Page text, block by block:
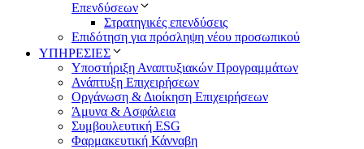
Επενδύσεων
Στρατηγικές επενδύσεις
Επιδότηση για πρόσληψη νέου προσωπικού
ΥΠΗΡΕΣΙΕΣ
Υποστήριξη Αναπτυξιακών Προγραμμάτων
Ανάπτυξη Επιχειρήσεων
Οργάνωση & Διοίκηση Επιχειρήσεων
Άμυνα & Ασφάλεια
Συμβουλευτική ESG
Φαρμακευτική Κάνναβη